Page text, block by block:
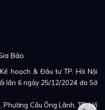
xám, mặt số đồng
Bảo
hoạch & Đầu tư TP. Hà Nội
lần 6 ngày 25/12/2024 do Sở
Cầu Ông Lãnh, TP. Hồ